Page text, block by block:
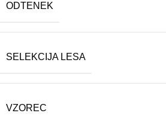
ODTENEK
SELEKCIJA LESA
VZOREC